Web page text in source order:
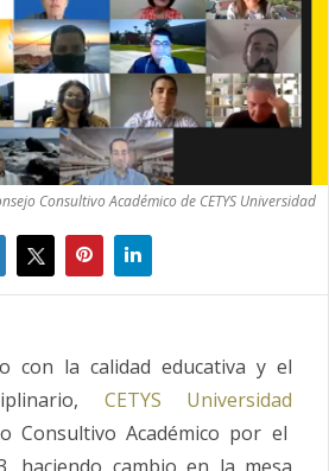
Consultivo Académico de CETYS Universidad
con la calidad educativa y el
CETYS Universidad
Consultivo Académico por el